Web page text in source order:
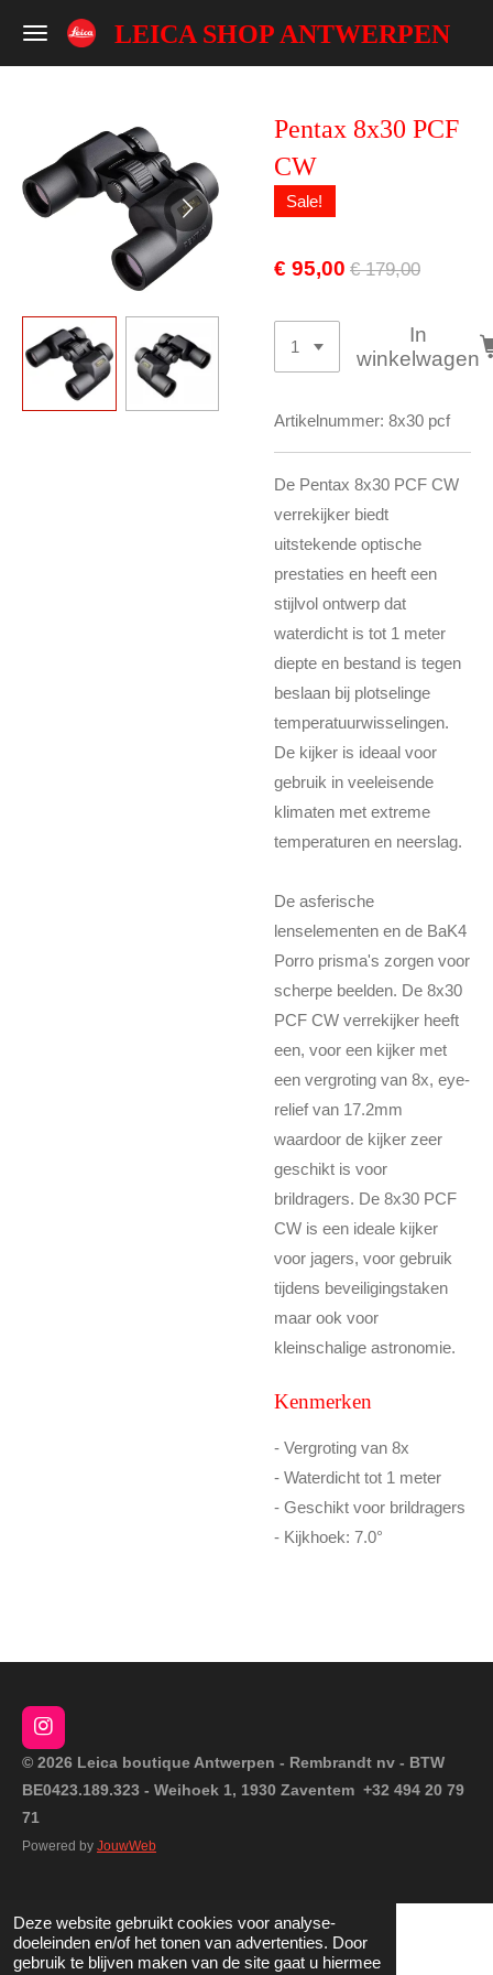
Deze website gebruikt cookies voor analyse-
doeleinden en/of het tonen van advertenties. Door
gebruik te blijven maken van de site gaat u hiermee
Ga
hoofdinhoud
LEICA SHOP ANTWERPEN
Pentax 8x30 PCF
CW
Sale!
€ 95,00 € 179,00
In
winkelwagen
Artikelnummer: 8x30 pcf
De Pentax 8x30 PCF CW
verrekijker biedt
uitstekende optische
prestaties en heeft een
stijlvol ontwerp dat
waterdicht is tot 1 meter
diepte en bestand is tegen
beslaan bij plotselinge
temperatuurwisselingen.
De kijker is ideaal voor
gebruik in veeleisende
klimaten met extreme
temperaturen en neerslag.
De asferische
lenselementen en de BaK4
Porro prisma's zorgen voor
scherpe beelden. De 8x30
PCF CW verrekijker heeft
een, voor een kijker met
een vergroting van 8x, eye-
relief van 17.2mm
waardoor de kijker zeer
geschikt is voor
brildragers. De 8x30 PCF
CW is een ideale kijker
voor jagers, voor gebruik
tijdens beveiligingstaken
maar ook voor
kleinschalige astronomie.
Kenmerken
- Vergroting van 8x
- Waterdicht tot 1 meter
- Geschikt voor brildragers
- Kijkhoek: 7.0°
I
n
t
r
© 2026 Leica boutique Antwerpen - Rembrandt nv - BTW
BE0423.189.323 - Weihoek 1, 1930 Zaventem +32 494 20 79
71
Powered by JouwWeb